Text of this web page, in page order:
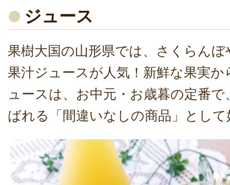
ジュース
果樹大国の山形県では、さくらん
果汁ジュースが人気！新鮮な果実
ュースは、お中元・お歳暮の定番
ばれる「間違いなしの商品」とし